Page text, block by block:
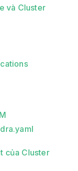
và Cluster
của Cluster